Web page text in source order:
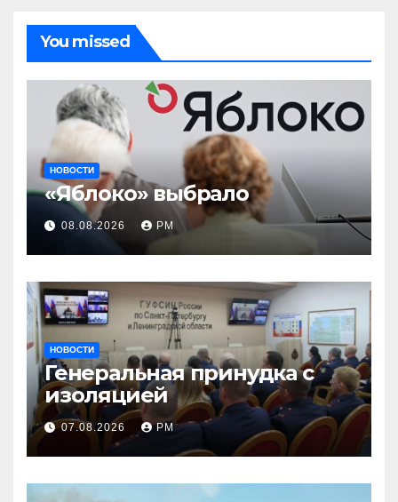
You missed
НОВОСТИ
«Яблоко» выбрало
08.08.2026 РМ
НОВОСТИ
Генеральная принудка с
изоляцией
07.08.2026 РМ